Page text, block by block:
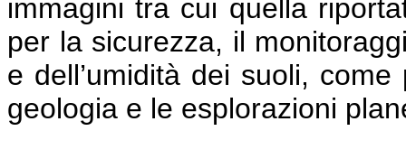
immagini tra cui quella
per la sicurezza, il
e dell’umidità dei suoli,
geologia e le esplorazioni